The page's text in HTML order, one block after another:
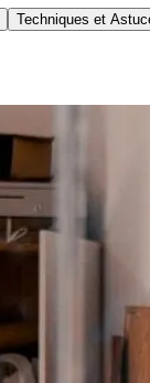
Techniques et